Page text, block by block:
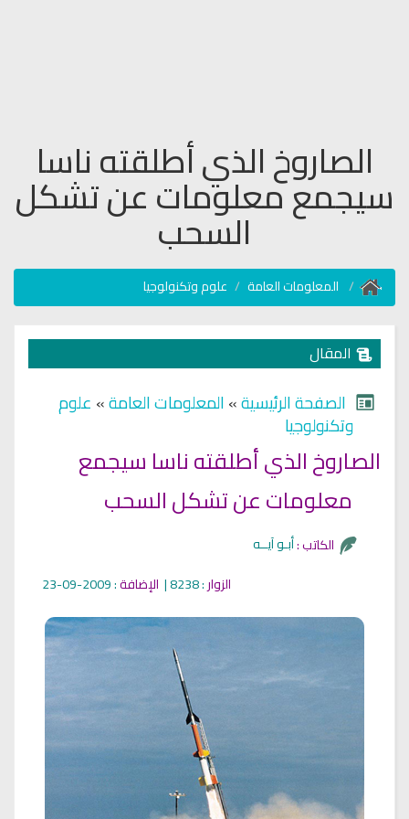
الصاروخ الذي أطلقته ناسا
سيجمع معلومات عن تشكل
السحب
المعلومات العامة علوم وتكنولوجيا
المقال
الصفحة الرئيسية»المعلومات العامة» علوم
وتكنولوجيا
الصاروخ الذي أطلقته ناسا سيجمع
الكاتب :
الزوار: 8238 | الإضافة: 2009-09-23